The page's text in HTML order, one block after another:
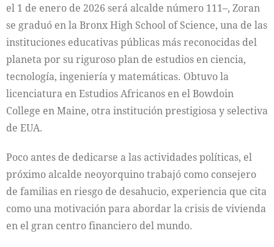
el 1 de enero de 2026 será alcalde número 111–, Zoran
se graduó en la Bronx High School of Science, una de las
instituciones educativas públicas más reconocidas del
planeta por su riguroso plan de estudios en ciencia,
tecnología, ingeniería y matemáticas. Obtuvo la
licenciatura en Estudios Africanos en el Bowdoin
College en Maine, otra institución prestigiosa y selectiva
de EUA.
Poco antes de dedicarse a las actividades políticas, el
próximo alcalde neoyorquino trabajó como consejero
de familias en riesgo de desahucio, experiencia que cita
como una motivación para abordar la crisis de vivienda
en el gran centro financiero del mundo.